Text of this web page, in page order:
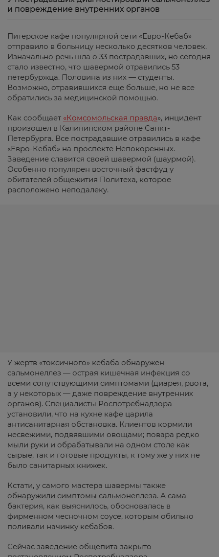
и повреждение внутренних органов
Питерское кафе популярной сети «Евро-Кебаб»
отправило в больницу несколько десятков человек.
Изначально речь шла о 33 пострадавших, но сегодня
стало известно, что шавермой отравились 53
петербуржца. Половина из них — студенты.
Возможно, отравившихся еще больше, но не все
обратились за медицинской помощью.
Как сообщает «Комсомольская правда», инцидент
произошел в Калининском районе Санкт-
Петербурга. Все пострадавшие отравились в кафе
«Евро-Кебаб» на проспекте Непокоренных.
Заведение славится своей шавермой (шаурмой).
Особенно популярен восточный фастфуд у
обитателей общежития Политеха, которое
расположено неподалеку.
У жертв «токсичного» кебаба обнаружен
сальмонеллез — острая кишечная инфекция со
всеми сопутствующими симптомами (диарея, рвота,
а у некоторых — даже повреждение внутренних
органов). Специалисты Роспотребнадзора
установили, что на кухне кафе царила
антисанитарная обстановка. Клиентов кормили
несвежими, подвявшими овощами; повара редко
мыли руки и обрабатывали на одном столе как
сырые, так и готовые продукты, к тому же у них не
было санитарных книжек.
Кстати, у самого мастера шавермы также
обнаружили симптомы сальмонеллеза. А сама
бактерия, как выяснилось, обосновалась в
фирменном чесночном соусе, которым обильно
поливали начинку кебабов.
Сейчас заведение общепита закрыто